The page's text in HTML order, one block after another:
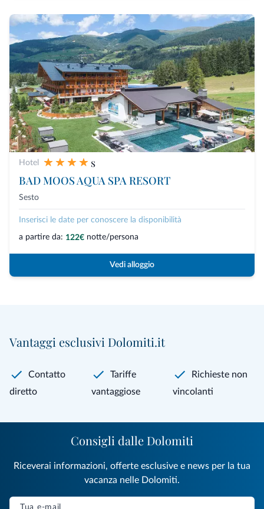
Hotel
s
BAD MOOS AQUA SPA RESORT
Sesto
Inserisci le date per conoscere la disponibilità
a partire da: 122€ notte/persona
Vedi alloggio
Vantaggi esclusivi Dolomiti.it
Contatto
diretto
Tariffe
vantaggiose
Richieste non
vincolanti
Consigli dalle Dolomiti
Riceverai informazioni, offerte esclusive e news per la tua
vacanza nelle Dolomiti.